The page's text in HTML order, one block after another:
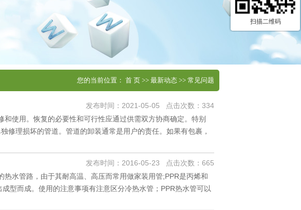
您的当前位置： 首 页>> 最新动态>> 常见问题
使用。恢复的必要性和可行性应通过供需双方协商确定。特别
修理损坏的管道。管道的卸装通常是用户的责任。如果有包裹，
发布时间：2021-05-05 点击次数：334
水管路，由于其耐高温、高压而常用做家装用管;PPR是丙烯和
型而成。使用的注意事项有注意区分冷热水管；PPR热水管可以
发布时间：2016-05-23 点击次数：665
扫描二维码